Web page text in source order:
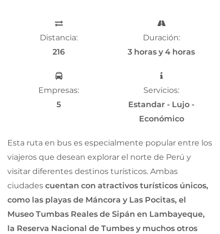
Distancia:
216
Duración:
3 horas y 4 horas
Empresas:
5
Servicios:
Estandar - Lujo -
Económico
Esta ruta en bus es especialmente popular entre los
viajeros que desean explorar el norte de Perú y
visitar diferentes destinos turísticos. Ambas
ciudades cuentan con atractivos turísticos únicos,
como las playas de Máncora y Las Pocitas, el
Museo Tumbas Reales de Sipán en Lambayeque,
la Reserva Nacional de Tumbes y muchos otros